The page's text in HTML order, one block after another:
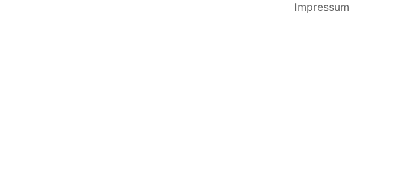
Impressum